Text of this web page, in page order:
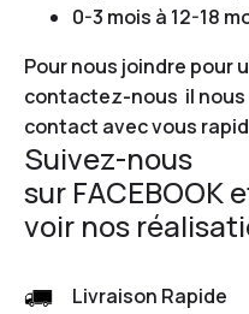
0-3 mois à 12-18
Pour nous joindre pour
contactez-nous il
contact avec vous
Suivez-nous
sur FACEBOOK
voir nos
Livraison Rapide